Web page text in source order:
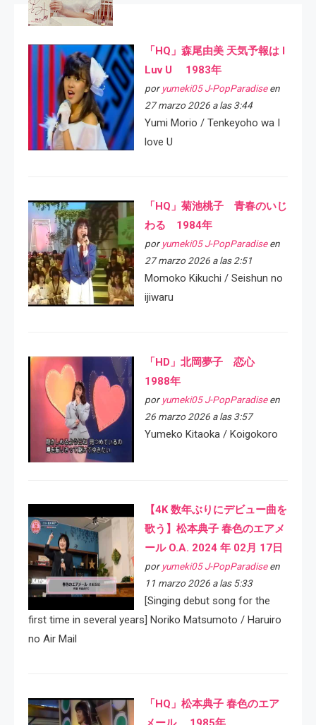
「HQ」森尾由美 天気予報は I
Luv U 1983年
por yumeki05 J-PopParadiseen
27 marzo 2026 a las 3:44
Yumi Morio / Tenkeyoho wa I
love U
「HQ」菊池桃子 青春のいじ
わる 1984年
por yumeki05 J-PopParadiseen
27 marzo 2026 a las 2:51
Momoko Kikuchi / Seishun no
ijiwaru
「HD」北岡夢子 恋心
1988年
por yumeki05 J-PopParadiseen
26 marzo 2026 a las 3:57
Yumeko Kitaoka / Koigokoro
【4K 数年ぶりにデビュー曲を
歌う】松本典子 春色のエアメ
ール O.A. 2024 年 02月 17日
por yumeki05 J-PopParadiseen
11 marzo 2026 a las 5:33
[Singing debut song for the
first time in several years] Noriko Matsumoto / Haruiro
no Air Mail
「HQ」松本典子 春色のエア